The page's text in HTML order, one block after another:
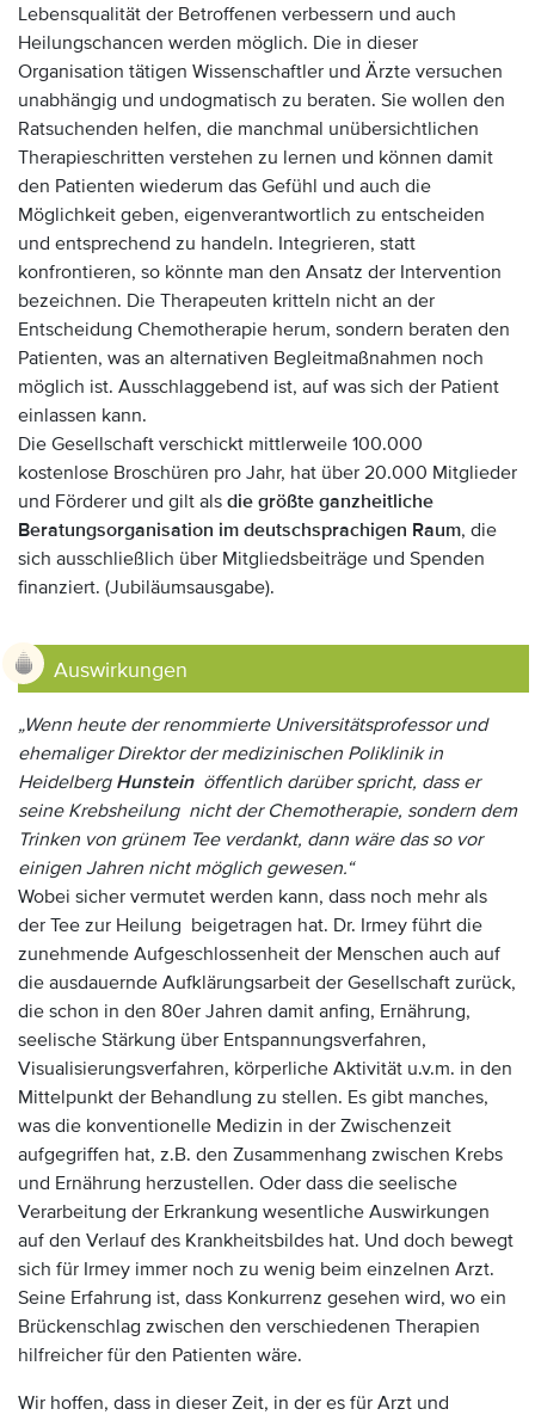
Lebensqualität der Betroffenen verbessern und auch
Heilungschancen werden möglich. Die in dieser
Organisation tätigen Wissenschaftler und Ärzte versuchen
unabhängig und undogmatisch zu beraten. Sie wollen den
Ratsuchenden helfen, die manchmal unübersichtlichen
Therapieschritten verstehen zu lernen und können damit
den Patienten wiederum das Gefühl und auch die
Möglichkeit geben, eigenverantwortlich zu entscheiden
und entsprechend zu handeln. Integrieren, statt
konfrontieren, so könnte man den Ansatz der Intervention
bezeichnen. Die Therapeuten kritteln nicht an der
Entscheidung Chemotherapie herum, sondern beraten den
Patienten, was an alternativen Begleitmaßnahmen noch
möglich ist. Ausschlaggebend ist, auf was sich der Patient
einlassen kann.
Die Gesellschaft verschickt mittlerweile 100.000
kostenlose Broschüren pro Jahr, hat über 20.000 Mitglieder
und Förderer und gilt als die größte ganzheitliche
Beratungsorganisation im deutschsprachigen Raum, die
sich ausschließlich über Mitgliedsbeiträge und Spenden
finanziert. (Jubiläumsausgabe).
Auswirkungen
„Wenn heute der renommierte Universitätsprofessor und
ehemaliger Direktor der medizinischen Poliklinik in
Heidelberg Hunsteinöffentlich darüber spricht, dass er
seine Krebsheilung nicht der Chemotherapie, sondern dem
Trinken von grünem Tee verdankt, dann wäre das so vor
einigen Jahren nicht möglich gewesen.“
Wobei sicher vermutet werden kann, dass noch mehr als
der Tee zur Heilung beigetragen hat. Dr. Irmey führt die
zunehmende Aufgeschlossenheit der Menschen auch auf
die ausdauernde Aufklärungsarbeit der Gesellschaft zurück,
die schon in den 80er Jahren damit anfing, Ernährung,
seelische Stärkung über Entspannungsverfahren,
Visualisierungsverfahren, körperliche Aktivität u.v.m. in den
Mittelpunkt der Behandlung zu stellen. Es gibt manches,
was die konventionelle Medizin in der Zwischenzeit
aufgegriffen hat, z.B. den Zusammenhang zwischen Krebs
und Ernährung herzustellen. Oder dass die seelische
Verarbeitung der Erkrankung wesentliche Auswirkungen
auf den Verlauf des Krankheitsbildes hat. Und doch bewegt
sich für Irmey immer noch zu wenig beim einzelnen Arzt.
Seine Erfahrung ist, dass Konkurrenz gesehen wird, wo ein
Brückenschlag zwischen den verschiedenen Therapien
hilfreicher für den Patienten wäre.
Wir hoffen, dass in dieser Zeit, in der es für Arzt und